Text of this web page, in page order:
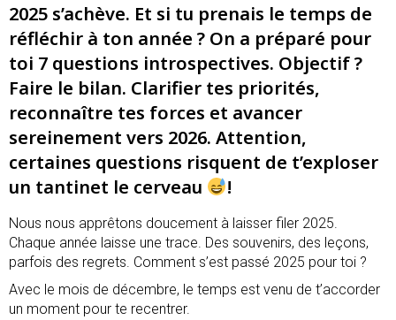
2025 s’achève. Et si tu prenais le temps de
réfléchir à ton année ? On a préparé pour
toi 7 questions introspectives. Objectif ?
Faire le bilan. Clarifier tes priorités,
reconnaître tes forces et avancer
sereinement vers 2026. Attention,
certaines questions risquent de t’exploser
un tantinet le cerveau
!
Nous nous apprêtons doucement à laisser filer 2025.
Chaque année laisse une trace. Des souvenirs, des leçons,
parfois des regrets. Comment s’est passé 2025 pour toi ?
Avec le mois de décembre, le temps est venu de t’accorder
un moment pour te recentrer.